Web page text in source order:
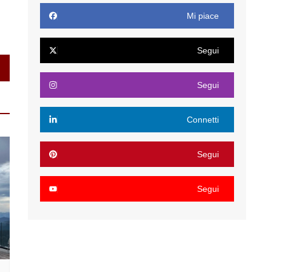
Mi piace
Segui
Segui
Connetti
Segui
Segui